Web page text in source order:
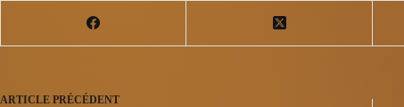
ARTICLE PRÉCÉDENT